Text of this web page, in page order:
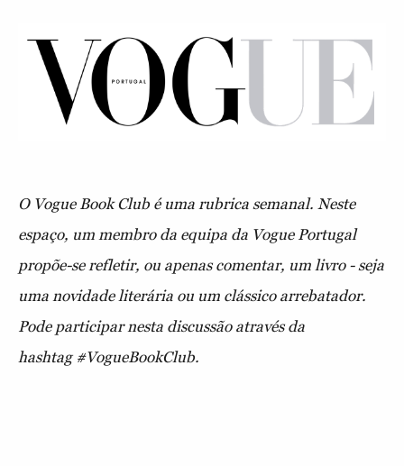
O Vogue Book Club é uma rubrica semanal. Neste
espaço, um membro da equipa da Vogue Portugal
propõe-se refletir, ou apenas comentar, um livro - seja
uma novidade literária ou um clássico arrebatador.
Pode participar nesta discussão através da
hashtag #VogueBookClub.